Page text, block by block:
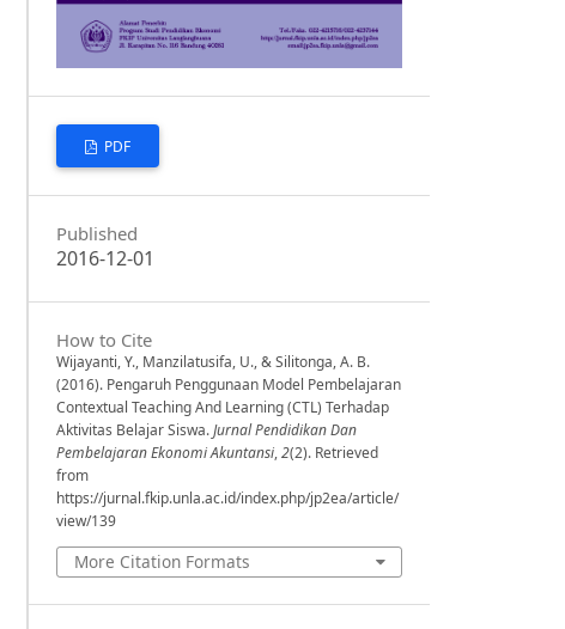
PDF
Published
2016-12-01
How to Cite
Wijayanti, Y., Manzilatusifa, U., & Silitonga, A. B.
(2016). Pengaruh Penggunaan Model Pembelajaran
Contextual Teaching And Learning (CTL) Terhadap
Aktivitas Belajar Siswa.Jurnal Pendidikan Dan
Pembelajaran Ekonomi Akuntansi,2(2). Retrieved
from
https://jurnal.fkip.unla.ac.id/index.php/jp2ea/article/
view/139
More Citation Formats